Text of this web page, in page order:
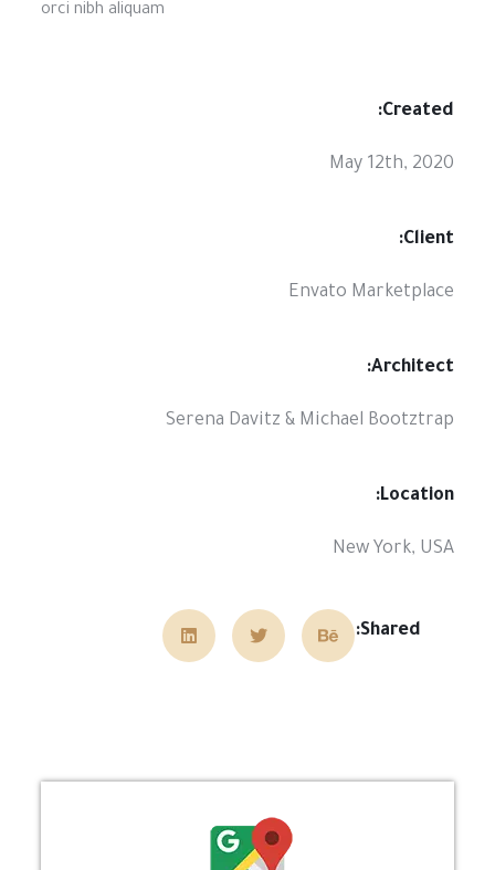
orci nibh aliquam
Created:
May 12th, 2020
Client:
Envato Marketplace
Architect:
Serena Davitz & Michael Bootztrap
Location:
New York, USA
Shared: